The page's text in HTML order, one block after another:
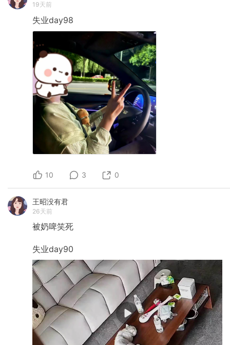
19天前
失业day98
10 3 0
王昭没有君
26天前
被奶啤笑死
失业day90